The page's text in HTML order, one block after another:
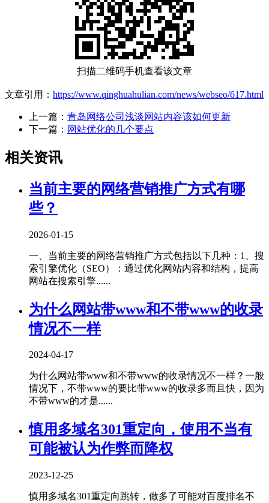
扫描二维码手机查看该文章
文章引用： https://www.qinghuahulian.com/news/webseo/617.html
上一篇： 青岛网络公司浅谈网站内容该如何更新
下一篇： 网站优化的几个要点
相关资讯
当前主要的网络营销推广方式有哪
些？
2026-01-15
一、当前主要的网络营销推广方式包括以下几种‌：1、‌搜
索引擎优化（SEO）‌：通过优化网站内容和结构，提高
网站在搜索引擎......
为什么网站带www和不带www的收录
情况不一样
2024-04-17
为什么网站带www和不带www的收录情况不一样？一般
情况下，不带www的要比带www的收录多而且快，因为
不带www的才是......
慎用多域名301重定向，使用不当有
可能被认为作弊而降权
2023-12-25
慎用多域名301重定向跳转，做多了可能对百度排名不